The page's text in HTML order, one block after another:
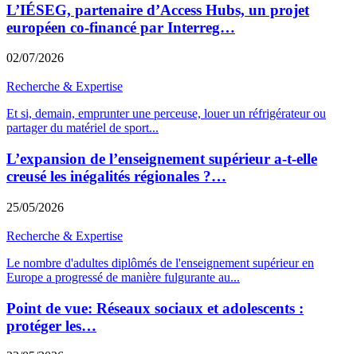
L’IÉSEG, partenaire d’Access Hubs, un projet
européen co-financé par Interreg…
02/07/2026
Recherche & Expertise
Et si, demain, emprunter une perceuse, louer un réfrigérateur ou
partager du matériel de sport...
L’expansion de l’enseignement supérieur a-t-elle
creusé les inégalités régionales ?…
25/05/2026
Recherche & Expertise
Le nombre d'adultes diplômés de l'enseignement supérieur en
Europe a progressé de manière fulgurante au...
Point de vue: Réseaux sociaux et adolescents :
protéger les…